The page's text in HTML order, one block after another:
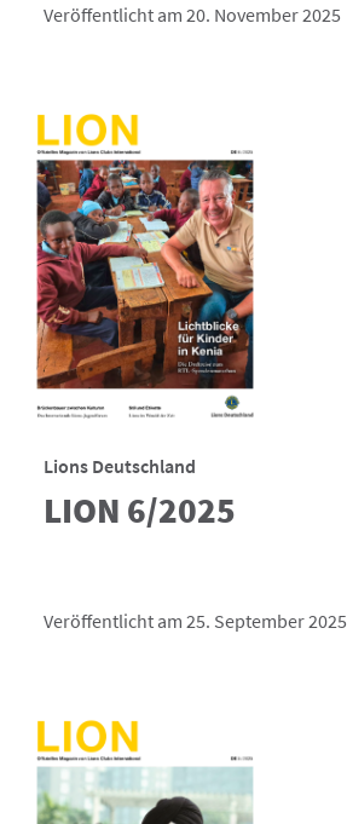
Veröffentlicht am 20. November 2025
Lions Deutschland
LION 6/2025
Veröffentlicht am 25. September 2025